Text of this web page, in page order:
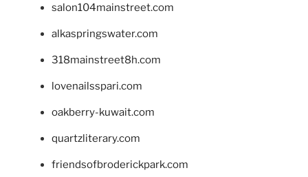
salon104mainstreet.com
alkaspringswater.com
318mainstreet8h.com
lovenailsspari.com
oakberry-kuwait.com
quartzliterary.com
friendsofbroderickpark.com